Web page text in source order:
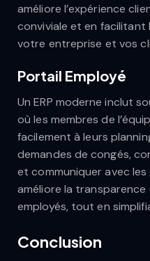
améliore l’expérience
conviviale et en
votre entreprise et vos
Portail Employé
Un ERP moderne inclut
où les membres de
facilement à leurs
demandes de congés,
et communiquer avec
améliore la transparence
employés, tout en
Conclusion